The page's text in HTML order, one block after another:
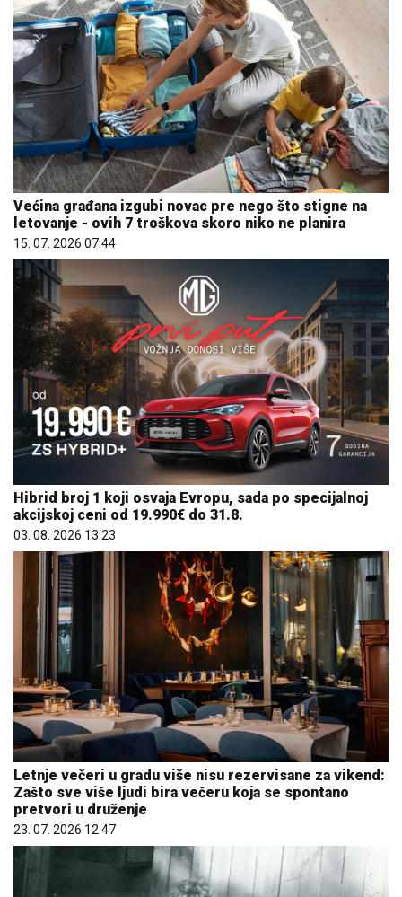
Većina građana izgubi novac pre nego što stigne na
letovanje - ovih 7 troškova skoro niko ne planira
15. 07. 2026 07:44
Hibrid broj 1 koji osvaja Evropu, sada po specijalnoj
akcijskoj ceni od 19.990€ do 31.8.
03. 08. 2026 13:23
Letnje večeri u gradu više nisu rezervisane za vikend:
Zašto sve više ljudi bira večeru koja se spontano
pretvori u druženje
23. 07. 2026 12:47